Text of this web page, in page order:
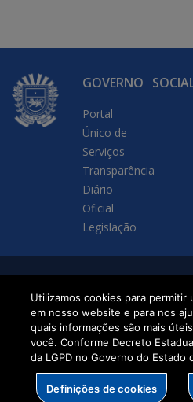
GOVERNO
Portal
Único de
Serviços
Transparência
Diário
Oficial
Legislação
Executiva de
Transformação Digital
Utilizamos cookies para permitir
em nosso website e para nos
quais informações são mais
você. Conforme Decreto
da LGPD no Governo do Estado
Definições de cookies